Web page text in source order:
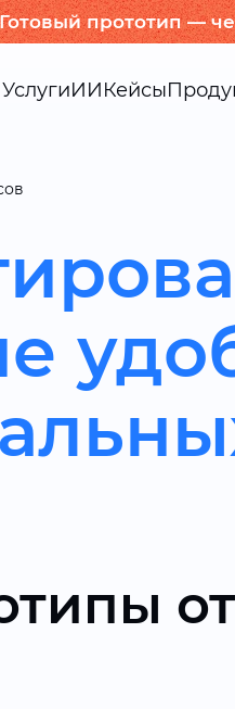
Готовый прототип —
УслугиИИКейсы
от